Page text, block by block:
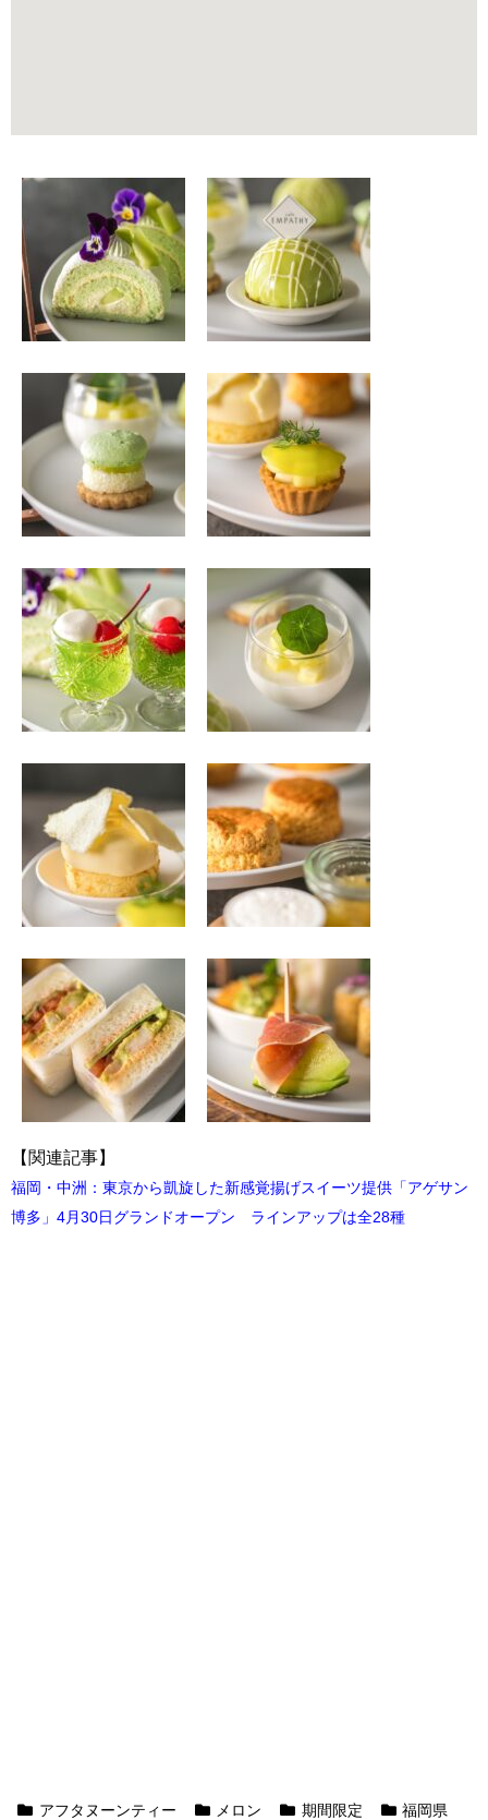
【関連記事】
福岡・中洲：東京から凱旋した新感覚揚げスイーツ提供「アゲサン
博多」4月30日グランドオープン ラインアップは全28種
アフタヌーンティー メロン 期間限定 福岡県